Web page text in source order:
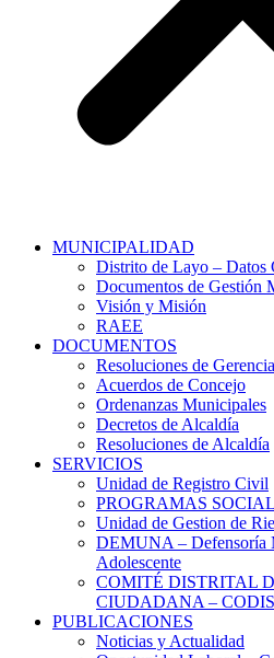
MUNICIPALIDAD
Distrito de Layo – Datos
Documentos de Gestión
Visión y Misión
RAEE
DOCUMENTOS
Resoluciones de Gerencia
Acuerdos de Concejo
Ordenanzas Municipales
Decretos de Alcaldía
Resoluciones de Alcaldía
SERVICIOS
Unidad de Registro Civil
PROGRAMAS
Unidad de Gestion de
DEMUNA – Defensoría
Adolescente
COMITÉ DISTRITAL
CIUDADANA –
PUBLICACIONES
Noticias y Actualidad